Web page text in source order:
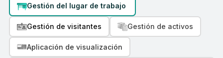
Gestión del lugar de trabajo
Gestión de visitantes Gestión de activos
Aplicación de visualización